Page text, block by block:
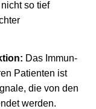
so tief
Das Immun-
Patienten ist
die von den
werden.